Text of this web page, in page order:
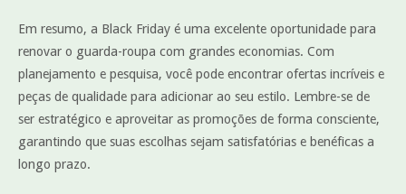
Em resumo, a Black Friday é uma excelente oportunidade para
renovar o guarda-roupa com grandes economias. Com
planejamento e pesquisa, você pode encontrar ofertas incríveis e
peças de qualidade para adicionar ao seu estilo. Lembre-se de
ser estratégico e aproveitar as promoções de forma consciente,
garantindo que suas escolhas sejam satisfatórias e benéficas a
longo prazo.